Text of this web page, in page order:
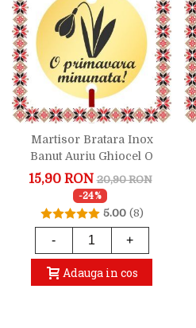
Martisor Bratara Inox
Banut Auriu Ghiocel O
Primavara Minunata
15,90 RON 20,90 RON
-24%
5.00 (8)
- +
Adauga in cos